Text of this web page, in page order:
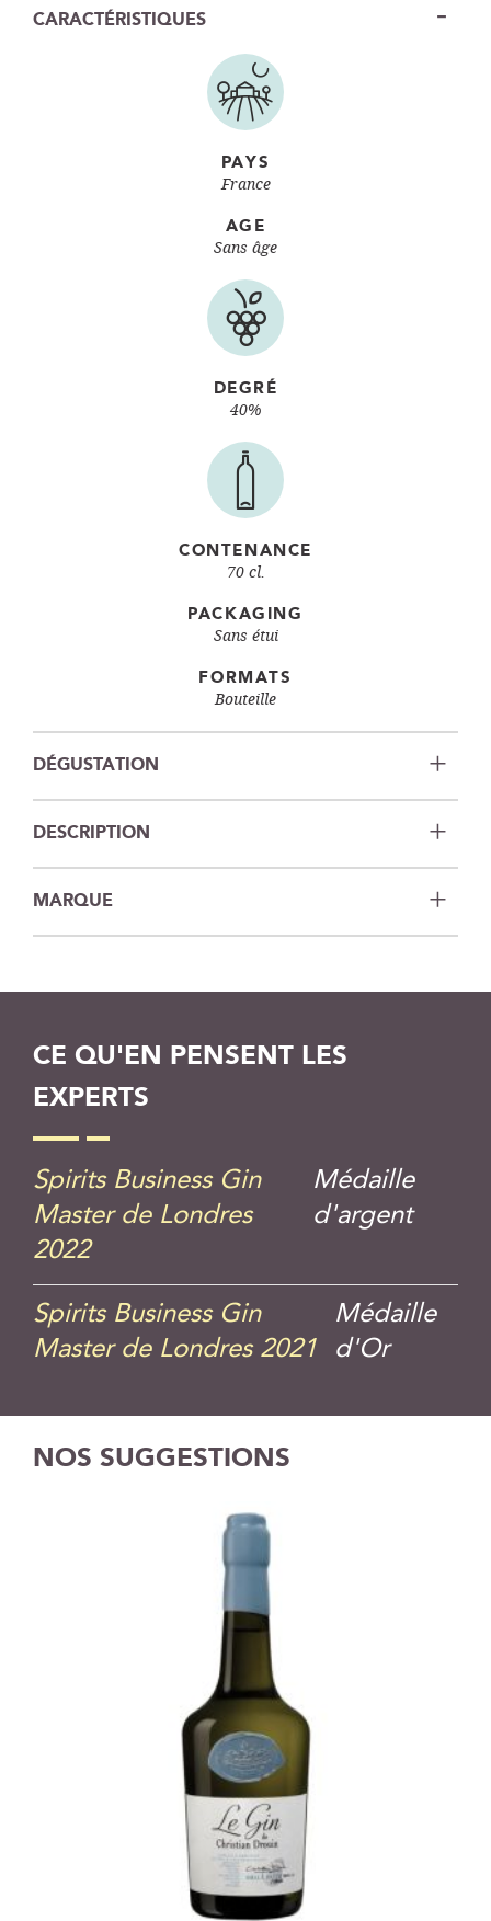
CARACTÉRISTIQUES
PAYS
France
AGE
Sans âge
DEGRÉ
40%
CONTENANCE
70 cl.
PACKAGING
Sans étui
FORMATS
Bouteille
DÉGUSTATION
DESCRIPTION
MARQUE
CE QU'EN PENSENT LES
EXPERTS
Spirits Business Gin
Master de Londres
2022
Médaille
d'argent
Spirits Business Gin
Master de Londres 2021
Médaille
d'Or
NOS SUGGESTIONS